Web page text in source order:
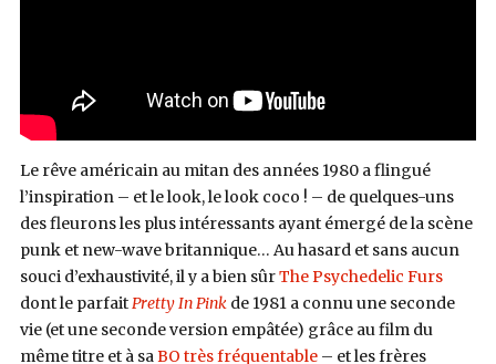
Le rêve américain au mitan des années 1980 a flingué
l’inspiration – et le look, le look coco ! – de quelques-uns
des fleurons les plus intéressants ayant émergé de la scène
punk et new-wave britannique… Au hasard et sans aucun
souci d’exhaustivité, il y a bien sûrThe Psychedelic Furs
dont le parfaitPretty In Pink de 1981 a connu une seconde
vie (et une seconde version empâtée) grâce au film du
même titre et à saBO très fréquentable – et les frères